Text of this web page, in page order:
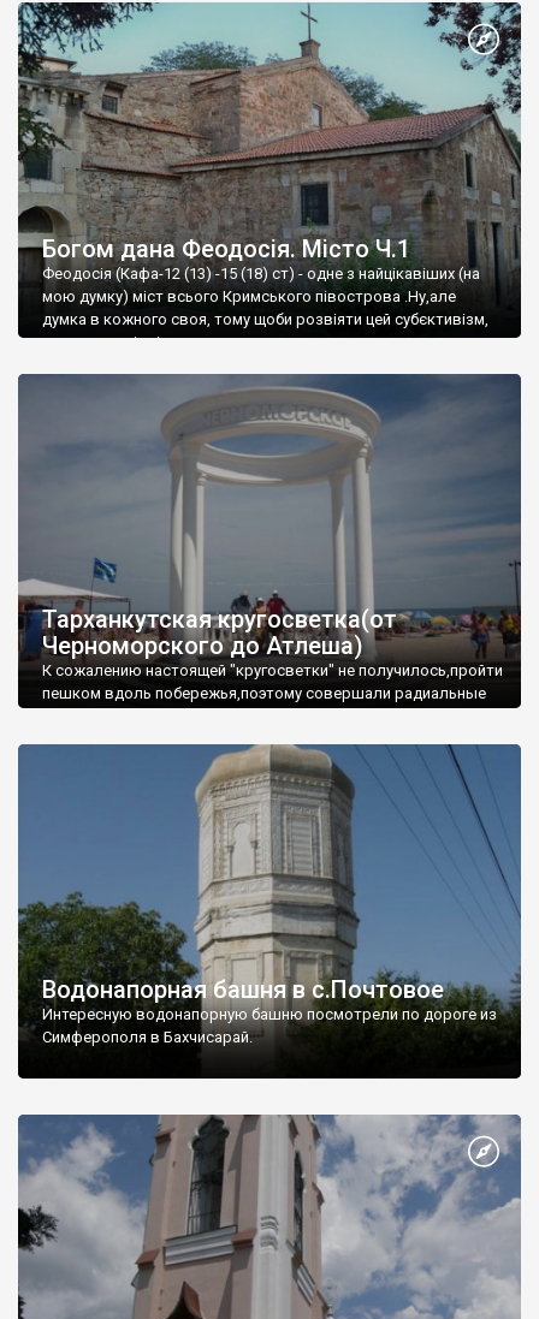
Богом дана Феодосія. Місто Ч.1
Феодосія (Кафа-12 (13) -15 (18) ст) - одне з найцікавіших (на
мою думку) міст всього Кримського півострова .Ну,але
думка в кожного своя, тому щоби розвіяти цей субєктивізм,
запрошую відвідати це
Тарханкутская кругосветка(от
Черноморского до Атлеша)
К сожалению настоящей "кругосветки" не получилось,пройти
пешком вдоль побережья,поэтому совершали радиальные
Водонапорная башня в с.Почтовое
Интересную водонапорную башню посмотрели по дороге из
Симферополя в Бахчисарай.